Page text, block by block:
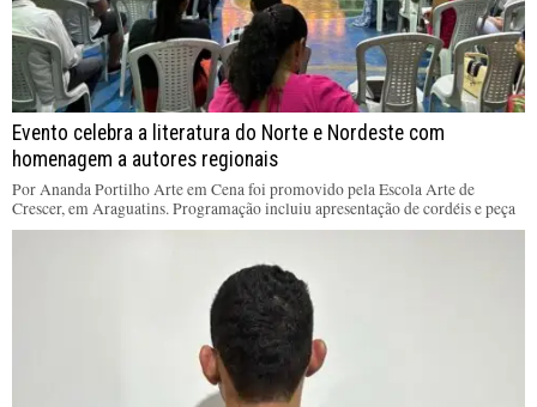
Evento celebra a literatura do Norte e Nordeste com
homenagem a autores regionais
Por Ananda Portilho Arte em Cena foi promovido pela Escola Arte de
Crescer, em Araguatins. Programação incluiu apresentação de cordéis e peça